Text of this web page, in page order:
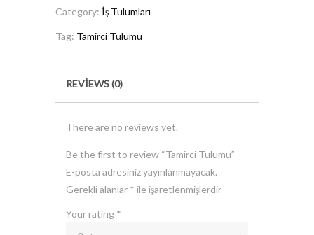
Category: İş Tulumları
Tag: Tamirci Tulumu
REVIEWS (0)
There are no reviews yet.
Be the first to review “Tamirci Tulumu”
E-posta adresiniz yayınlanmayacak.
Gerekli alanlar * ile işaretlenmişlerdir
Your rating *